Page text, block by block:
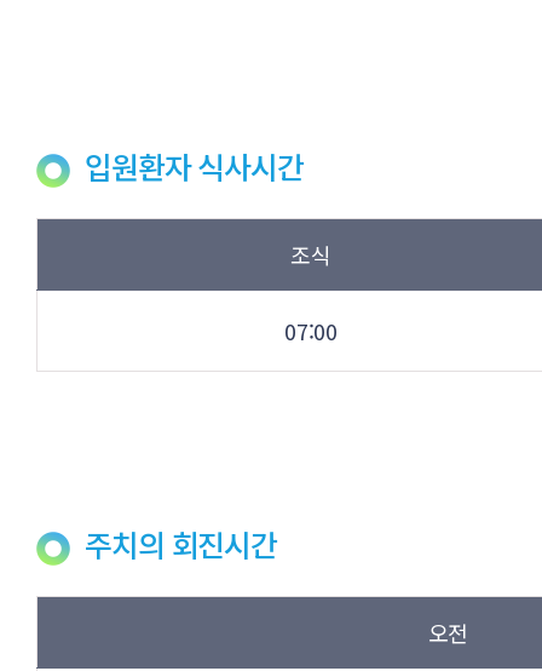
입원환자 식사시간
조식
07:00
주치의 회진시간
오전